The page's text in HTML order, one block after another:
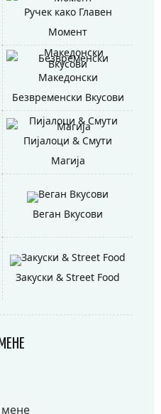
Ручек како Главен
Момент
Македонски
Безвременски Вкусови
Пијалоци & Смути
Магија
Веган Вкусови
Закуски & Street Food